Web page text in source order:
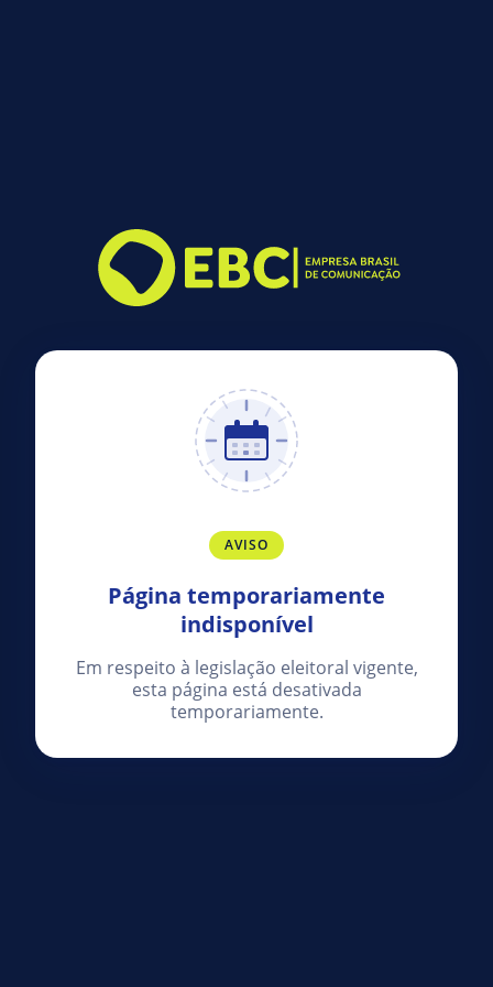
AVISO
Página temporariamente
indisponível
Em respeito à legislação eleitoral vigente,
esta página está desativada
temporariamente.